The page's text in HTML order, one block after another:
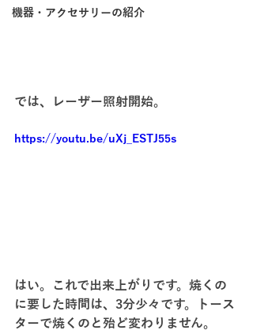
機器・アクセサリーの紹介
では、レーザー照射開始。
https://youtu.be/uXj_ESTJ55s
はい。これで出来上がりです。焼くの
に要した時間は、3分少々です。トース
ターで焼くのと殆ど変わりません。